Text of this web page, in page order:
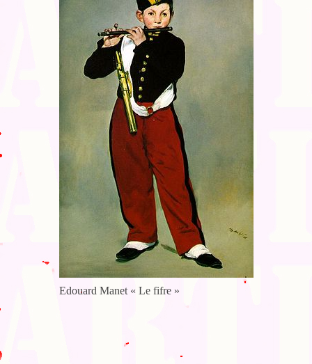
Bibliographie
Edition de Cartes postales.
Au temps du Covid
Post-it politiques
Edouard Manet « Le fifre »